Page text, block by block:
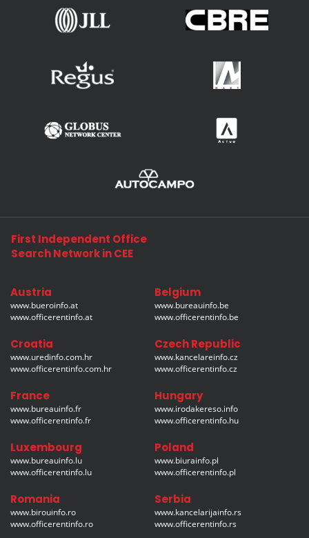
First Independent Office
Search Network in CEE
Austria
www.bueroinfo.at
www.officerentinfo.at
Belgium
www.bureauinfo.be
www.officerentinfo.be
Croatia
www.uredinfo.com.hr
www.officerentinfo.com.hr
Czech Republic
www.kancelareinfo.cz
www.officerentinfo.cz
France
www.bureauinfo.fr
www.officerentinfo.fr
Hungary
www.irodakereso.info
www.officerentinfo.hu
Luxembourg
www.bureauinfo.lu
www.officerentinfo.lu
Poland
www.biurainfo.pl
www.officerentinfo.pl
Romania
www.birouinfo.ro
www.officerentinfo.ro
Serbia
www.kancelarijainfo.rs
www.officerentinfo.rs